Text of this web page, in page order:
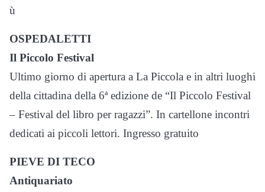
ù
OSPEDALETTI
Il Piccolo Festival
Ultimo giorno di apertura a La Piccola e in altri luoghi
della cittadina della 6ª edizione de “Il Piccolo Festival
– Festival del libro per ragazzi”. In cartellone incontri
dedicati ai piccoli lettori. Ingresso gratuito
PIEVE DI TECO
Antiquariato